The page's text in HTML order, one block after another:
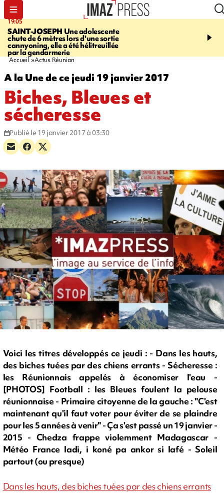
19:05
SAINT-JOSEPH Une adolescente
chute de 6 mètres lors d'une sortie
cannyoning, elle a été hélitreuillée
par la gendarmerie
20:44
rouée de coups,
Accueil Actus Réunion
A la Une de ce jeudi 19 janvier 2017
Biches, Bleues et
sécheresse
Publié le 19 janvier 2017 à 03:30
Voici les titres développés ce jeudi : - Dans les hauts,
des biches tuées par des chiens errants - Sécheresse :
les Réunionnais appelés à économiser l'eau -
[PHOTOS] Football : les Bleues foulent la pelouse
réunionnaise - Primaire citoyenne de la gauche : "C'est
maintenant qu'il faut voter pour éviter de se plaindre
pour les 5 années à venir" - Ça s'est passé un 19 janvier -
2015 - Chedza frappe violemment Madagascar -
Météo France ladi, i koné pa ankor si lafé - Soleil
partout (ou presque)
Dans les hauts, des biches tuées par des chiens errants